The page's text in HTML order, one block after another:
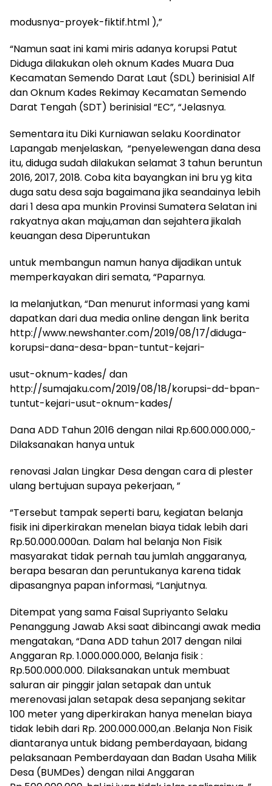
modusnya-proyek-fiktif.html ),”
“Namun saat ini kami miris adanya korupsi Patut
Diduga dilakukan oleh oknum Kades Muara Dua
Kecamatan Semendo Darat Laut (SDL) berinisial Alf
dan Oknum Kades Rekimay Kecamatan Semendo
Darat Tengah (SDT) berinisial “EC”, “Jelasnya.
Sementara itu Diki Kurniawan selaku Koordinator
Lapangab menjelaskan, “penyelewengan dana desa
itu, diduga sudah dilakukan selamat 3 tahun beruntun
2016, 2017, 2018. Coba kita bayangkan ini bru yg kita
duga satu desa saja bagaimana jika seandainya lebih
dari 1 desa apa munkin Provinsi Sumatera Selatan ini
rakyatnya akan maju,aman dan sejahtera jikalah
keuangan desa Diperuntukan
untuk membangun namun hanya dijadikan untuk
memperkayakan diri semata, “Paparnya.
Ia melanjutkan, “Dan menurut informasi yang kami
dapatkan dari dua media online dengan link berita
http://www.newshanter.com/2019/08/17/diduga-
korupsi-dana-desa-bpan-tuntut-kejari-
usut-oknum-kades/ dan
http://sumajaku.com/2019/08/18/korupsi-dd-bpan-
tuntut-kejari-usut-oknum-kades/
Dana ADD Tahun 2016 dengan nilai Rp.600.000.000,-
Dilaksanakan hanya untuk
renovasi Jalan Lingkar Desa dengan cara di plester
ulang bertujuan supaya pekerjaan, ”
“Tersebut tampak seperti baru, kegiatan belanja
fisik ini diperkirakan menelan biaya tidak lebih dari
Rp.50.000.000an. Dalam hal belanja Non Fisik
masyarakat tidak pernah tau jumlah anggaranya,
berapa besaran dan peruntukanya karena tidak
dipasangnya papan informasi, “Lanjutnya.
Ditempat yang sama Faisal Supriyanto Selaku
Penanggung Jawab Aksi saat dibincangi awak media
mengatakan, “Dana ADD tahun 2017 dengan nilai
Anggaran Rp. 1.000.000.000, Belanja fisik :
Rp.500.000.000. Dilaksanakan untuk membuat
saluran air pinggir jalan setapak dan untuk
merenovasi jalan setapak desa sepanjang sekitar
100 meter yang diperkirakan hanya menelan biaya
tidak lebih dari Rp. 200.000.000,an .Belanja Non Fisik
diantaranya untuk bidang pemberdayaan, bidang
pelaksanaan Pemberdayaan dan Badan Usaha Milik
Desa (BUMDes) dengan nilai Anggaran